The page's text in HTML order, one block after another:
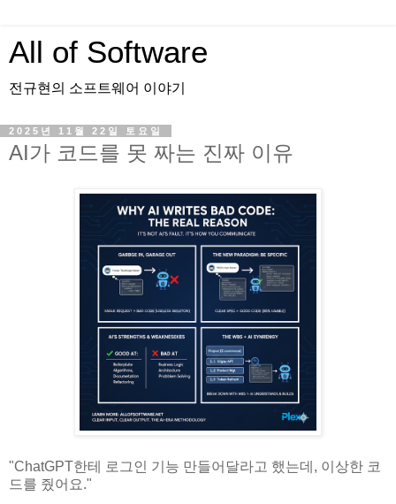
All of Software
전규현의 소프트웨어 이야기
2025년 11월 22일 토요일
AI가 코드를 못 짜는 진짜 이유
"ChatGPT한테 로그인 기능 만들어달라고 했는데, 이상한 코
드를 줬어요."